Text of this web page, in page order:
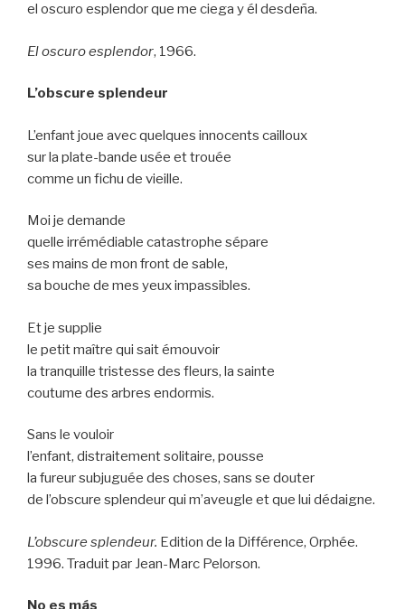
el oscuro esplendor que me ciega y él desdeña.
El oscuro esplendor, 1966.
L’obscure splendeur
L’enfant joue avec quelques innocents cailloux
sur la plate-bande usée et trouée
comme un fichu de vieille.
Moi je demande
quelle irrémédiable catastrophe sépare
ses mains de mon front de sable,
sa bouche de mes yeux impassibles.
Et je supplie
le petit maître qui sait émouvoir
la tranquille tristesse des fleurs, la sainte
coutume des arbres endormis.
Sans le vouloir
l’enfant, distraitement solitaire, pousse
la fureur subjuguée des choses, sans se douter
de l’obscure splendeur qui m’aveugle et que lui dédaigne.
L’obscure splendeur. Edition de la Différence, Orphée.
1996. Traduit par Jean-Marc Pelorson.
No es más